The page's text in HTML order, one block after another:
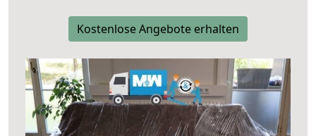
Kostenlose Angebote erhalten